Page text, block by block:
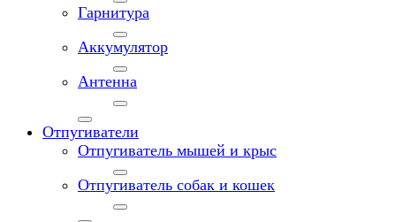
Гарнитура
Аккумулятор
Антенна
Отпугиватели
Отпугиватель мышей и крыс
Отпугиватель собак и кошек